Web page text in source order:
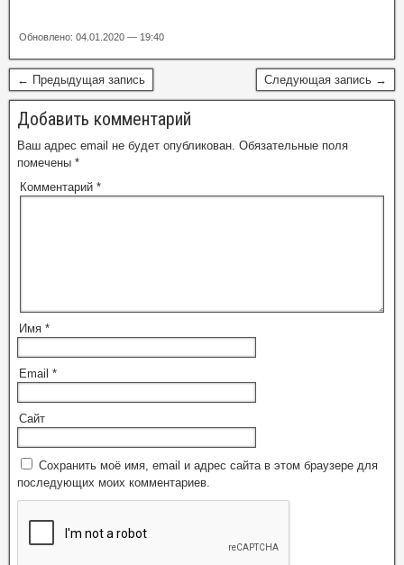
Обновлено: 04.01.2020 — 19:40
← Предыдущая запись Следующая запись →
Добавить комментарий
Ваш адрес email не будет опубликован. Обязательные поля
помечены *
Комментарий *
Имя *
Email *
Сайт
Сохранить моё имя, email и адрес сайта в этом браузере для
последующих моих комментариев.